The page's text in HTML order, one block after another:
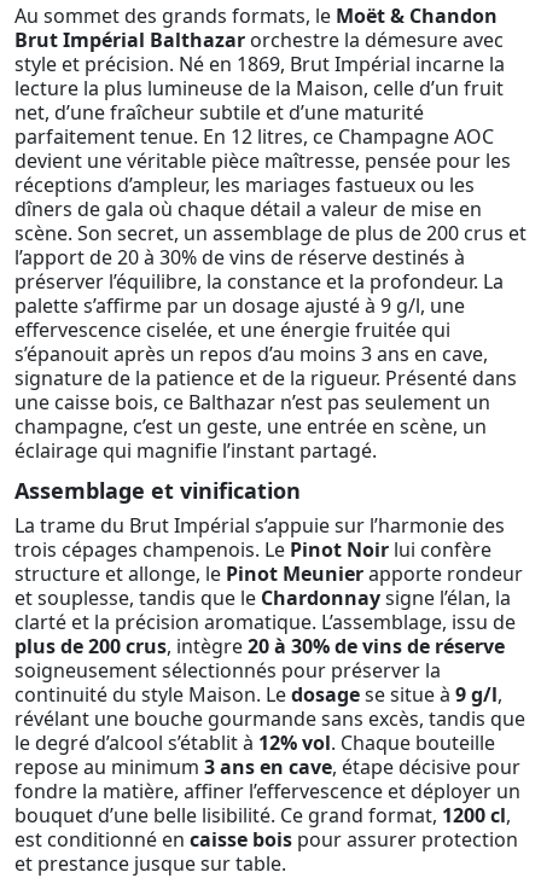
Au sommet des grands formats, le Moët & Chandon
Brut Impérial Balthazar orchestre la démesure avec
style et précision. Né en 1869, Brut Impérial incarne la
lecture la plus lumineuse de la Maison, celle d’un fruit
net, d’une fraîcheur subtile et d’une maturité
parfaitement tenue. En 12 litres, ce Champagne AOC
devient une véritable pièce maîtresse, pensée pour les
réceptions d’ampleur, les mariages fastueux ou les
dîners de gala où chaque détail a valeur de mise en
scène. Son secret, un assemblage de plus de 200 crus et
l’apport de 20 à 30% de vins de réserve destinés à
préserver l’équilibre, la constance et la profondeur. La
palette s’affirme par un dosage ajusté à 9 g/l, une
effervescence ciselée, et une énergie fruitée qui
s’épanouit après un repos d’au moins 3 ans en cave,
signature de la patience et de la rigueur. Présenté dans
une caisse bois, ce Balthazar n’est pas seulement un
champagne, c’est un geste, une entrée en scène, un
éclairage qui magnifie l’instant partagé.
Assemblage et vinification
La trame du Brut Impérial s’appuie sur l’harmonie des
trois cépages champenois. Le Pinot Noir lui confère
structure et allonge, le Pinot Meunierapporte rondeur
et souplesse, tandis que le Chardonnaysigne l’élan, la
clarté et la précision aromatique. L’assemblage, issu de
plus de 200 crus, intègre20 à 30% de vins de réserve
soigneusement sélectionnés pour préserver la
continuité du style Maison. Ledosagese situe à 9 g/l,
révélant une bouche gourmande sans excès, tandis que
le degré d’alcool s’établit à 12% vol. Chaque bouteille
repose au minimum 3 ans en cave, étape décisive pour
fondre la matière, affiner l’effervescence et déployer un
bouquet d’une belle lisibilité. Ce grand format, 1200 cl,
est conditionné en caisse bois pour assurer protection
et prestance jusque sur table.